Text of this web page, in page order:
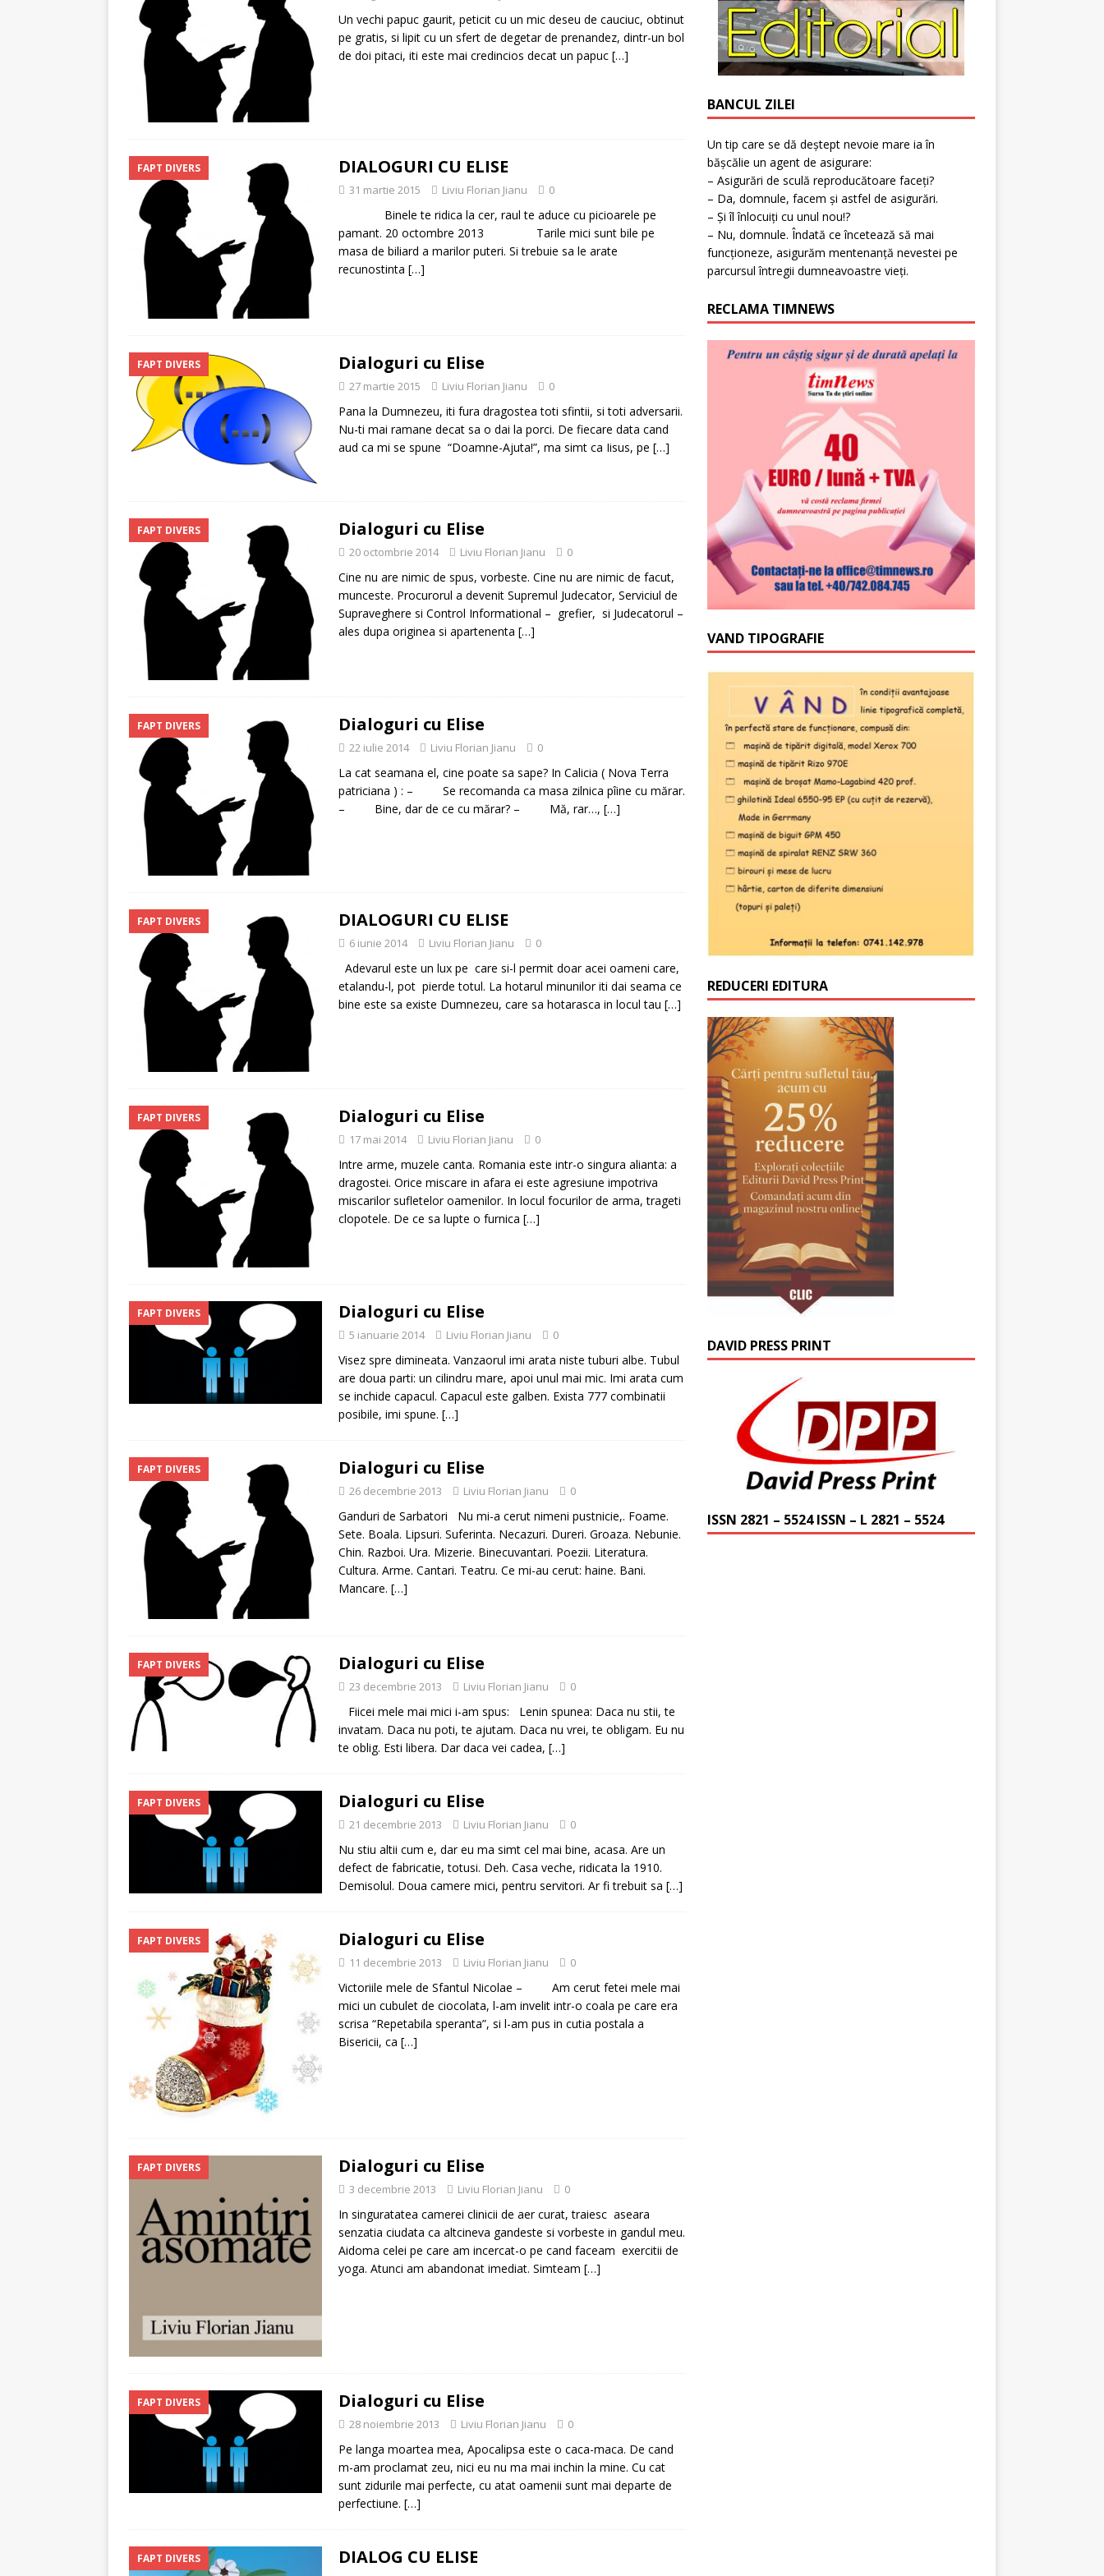
[ 5 august 2026 ]
Invitaţie la expoziţie în Reşiţa! BANAT
Un vechi papuc gaurit, peticit cu un mic deseu de cauciuc, obtinut
pe gratis, si lipit cu un sfert de degetar de prenandez, dintr-un bol
de doi pitaci, iti este mai credincios decat un papuc […]
FAPT DIVERS DIALOGURI CU ELISE
31 martie 2015 Liviu Florian Jianu 0
Binele te ridica la cer, raul te aduce cu picioarele pe
pamant. 20 octombre 2013 Tarile mici sunt bile pe
masa de biliard a marilor puteri. Si trebuie sa le arate
recunostinta […]
FAPT DIVERS Dialoguri cu Elise
27 martie 2015 Liviu Florian Jianu 0
Pana la Dumnezeu, iti fura dragostea toti sfintii, si toti adversarii.
Nu-ti mai ramane decat sa o dai la porci. De fiecare data cand
aud ca mi se spune “Doamne-Ajuta!”, ma simt ca Iisus, pe […]
FAPT DIVERS Dialoguri cu Elise
20 octombrie 2014 Liviu Florian Jianu 0
Cine nu are nimic de spus, vorbeste. Cine nu are nimic de facut,
munceste. Procurorul a devenit Supremul Judecator, Serviciul de
Supraveghere si Control Informational – grefier, si Judecatorul –
ales dupa originea si apartenenta […]
FAPT DIVERS Dialoguri cu Elise
22 iulie 2014 Liviu Florian Jianu 0
La cat seamana el, cine poate sa sape? In Calicia ( Nova Terra
patriciana ) : – Se recomanda ca masa zilnica pîine cu mărar.
– Bine, dar de ce cu mărar? – Mă, rar…, […]
FAPT DIVERS DIALOGURI CU ELISE
6 iunie 2014 Liviu Florian Jianu 0
Adevarul este un lux pe care si-l permit doar acei oameni care,
etalandu-l, pot pierde totul. La hotarul minunilor iti dai seama ce
bine este sa existe Dumnezeu, care sa hotarasca in locul tau […]
FAPT DIVERS Dialoguri cu Elise
17 mai 2014 Liviu Florian Jianu 0
Intre arme, muzele canta. Romania este intr-o singura alianta: a
dragostei. Orice miscare in afara ei este agresiune impotriva
miscarilor sufletelor oamenilor. In locul focurilor de arma, trageti
clopotele. De ce sa lupte o furnica […]
FAPT DIVERS Dialoguri cu Elise
5 ianuarie 2014 Liviu Florian Jianu 0
Visez spre dimineata. Vanzaorul imi arata niste tuburi albe. Tubul
are doua parti: un cilindru mare, apoi unul mai mic. Imi arata cum
se inchide capacul. Capacul este galben. Exista 777 combinatii
posibile, imi spune. […]
FAPT DIVERS Dialoguri cu Elise
26 decembrie 2013 Liviu Florian Jianu 0
Ganduri de Sarbatori Nu mi-a cerut nimeni pustnicie,. Foame.
Sete. Boala. Lipsuri. Suferinta. Necazuri. Dureri. Groaza. Nebunie.
Chin. Razboi. Ura. Mizerie. Binecuvantari. Poezii. Literatura.
Cultura. Arme. Cantari. Teatru. Ce mi-au cerut: haine. Bani.
Mancare. […]
FAPT DIVERS Dialoguri cu Elise
23 decembrie 2013 Liviu Florian Jianu 0
Fiicei mele mai mici i-am spus: Lenin spunea: Daca nu stii, te
invatam. Daca nu poti, te ajutam. Daca nu vrei, te obligam. Eu nu
te oblig. Esti libera. Dar daca vei cadea, […]
FAPT DIVERS Dialoguri cu Elise
21 decembrie 2013 Liviu Florian Jianu 0
Nu stiu altii cum e, dar eu ma simt cel mai bine, acasa. Are un
defect de fabricatie, totusi. Deh. Casa veche, ridicata la 1910.
Demisolul. Doua camere mici, pentru servitori. Ar fi trebuit sa […]
FAPT DIVERS Dialoguri cu Elise
11 decembrie 2013 Liviu Florian Jianu 0
Victoriile mele de Sfantul Nicolae – Am cerut fetei mele mai
mici un cubulet de ciocolata, l-am invelit intr-o coala pe care era
scrisa “Repetabila speranta”, si l-am pus in cutia postala a
Bisericii, ca […]
FAPT DIVERS Dialoguri cu Elise
3 decembrie 2013 Liviu Florian Jianu 0
In singuratatea camerei clinicii de aer curat, traiesc aseara
senzatia ciudata ca altcineva gandeste si vorbeste in gandul meu.
Aidoma celei pe care am incercat-o pe cand faceam exercitii de
yoga. Atunci am abandonat imediat. Simteam […]
FAPT DIVERS Dialoguri cu Elise
28 noiembrie 2013 Liviu Florian Jianu 0
Pe langa moartea mea, Apocalipsa este o caca-maca. De cand
m-am proclamat zeu, nici eu nu ma mai inchin la mine. Cu cat
sunt zidurile mai perfecte, cu atat oamenii sunt mai departe de
perfectiune. […]
FAPT DIVERS DIALOG CU ELISE
BANCUL ZILEI
Un tip care se dă deștept nevoie mare ia în
bășcălie un agent de asigurare:
– Asigurări de sculă reproducătoare faceți?
– Da, domnule, facem și astfel de asigurări.
– Și îl înlocuiți cu unul nou!?
– Nu, domnule. Îndată ce încetează să mai
funcționeze, asigurăm mentenanță nevestei pe
parcursul întregii dumneavoastre vieți.
RECLAMA TIMNEWS
VAND TIPOGRAFIE
REDUCERI EDITURA
DAVID PRESS PRINT
ISSN 2821 – 5524 ISSN – L 2821 – 5524